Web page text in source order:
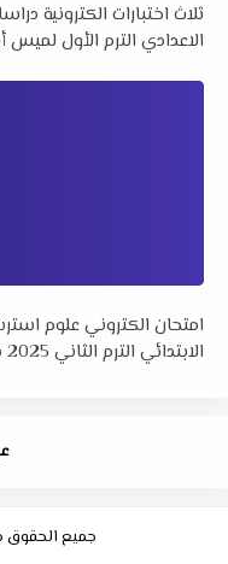
ثلاث اختبارات الكترونية
الاعدادي الترم الأول لميس
امتحان الكتروني علوم
الابتدائي الترم الثاني 2025 م لمستر نبيل التميمي
جميع